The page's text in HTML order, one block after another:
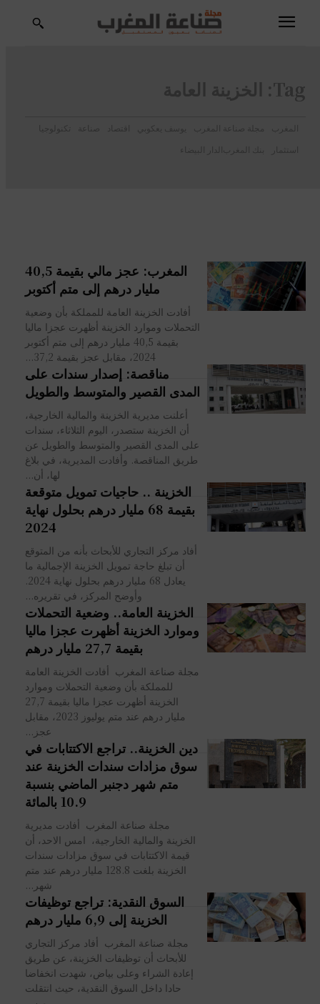
Tag: الخزينة العامة
المغرب مجلة صناعة المغرب يوسف يعكوبي اقتصاد صناعة
تكنولوجيا
استثمار
بنك المغرب الدار البيضاء
المغرب: عجز مالي بقيمة 40,5
مليار درهم إلى متم أكتوبر
أفادت الخزينة العامة للمملكة بأن وضعية
التحملات وموارد الخزينة أظهرت عجزا ماليا
بقيمة 40,5 مليار درهم إلى متم أكتوبر
2024، مقابل عجز بقيمة 37,2...
مناقصة: إصدار سندات على
المدى القصير والمتوسط والطويل
أعلنت مديرية الخزينة والمالية الخارجية،
أن الخزينة ستصدر، اليوم الثلاثاء، سندات
على المدى القصير والمتوسط والطويل عن
طريق المناقصة. وأفادت المديرية، في بلاغ
لها، أن...
الخزينة .. حاجيات تمويل متوقعة
بقيمة 68 مليار درهم بحلول نهاية
2024
أفاد مركز التجاري للأبحاث بأنه من المتوقع
أن تبلغ حاجة تمويل الخزينة الإجمالية ما
يعادل 68 مليار درهم بحلول نهاية 2024.
وأوضح المركز، في تقريره...
الخزينة العامة.. وضعية التحملات
وموارد الخزينة أظهرت عجزا ماليا
بقيمة 27,7 مليار درهم
مجلة صناعة المغرب أفادت الخزينة العامة
للمملكة بأن وضعية التحملات وموارد
الخزينة أظهرت عجزا ماليا بقيمة 27,7
مليار درهم عند متم يوليوز 2023، مقابل
عجز...
دين الخزينة.. تراجع الاكتتابات في
سوق مزادات سندات الخزينة عند
متم شهر دجنبر الماضي بنسبة
10.9 بالمائة
مجلة صناعة المغرب أفادت مديرية
الخزينة والمالية الخارجية، امس الاحد، أن
قيمة الاكتتابات في سوق مزادات سندات
الخزينة بلغت 128.8 مليار درهم عند متم
شهر...
السوق النقدية: تراجع توظيفات
الخزينة إلى 6,9 مليار درهم
مجلة صناعة المغرب أفاد مركز التجاري
للأبحاث أن توظيفات الخزينة، عن طريق
إعادة الشراء وعلى بياض، شهدت انخفاضا
حادا داخل السوق النقدية، حيث انتقلت